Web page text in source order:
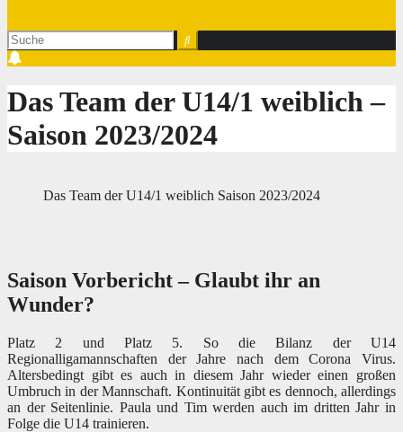
Das Team der U14/1 weiblich –
Saison 2023/2024
Das Team der U14/1 weiblich Saison 2023/2024
Saison Vorbericht – Glaubt ihr an
Wunder?
Platz 2 und Platz 5. So die Bilanz der U14
Regionalligamannschaften der Jahre nach dem Corona Virus.
Altersbedingt gibt es auch in diesem Jahr wieder einen großen
Umbruch in der Mannschaft. Kontinuität gibt es dennoch, allerdings
an der Seitenlinie. Paula und Tim werden auch im dritten Jahr in
Folge die U14 trainieren.